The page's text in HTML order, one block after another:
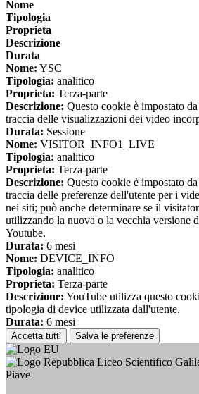
Nome
Tipologia
Proprieta
Descrizione
Durata
Nome: YSC
Tipologia: analitico
Proprieta: Terza-parte
Descrizione: Questo cookie è impostato
traccia delle visualizzazioni dei video
Durata: Sessione
Nome: VISITOR_INFO1_LIVE
Tipologia: analitico
Proprieta: Terza-parte
Descrizione: Questo cookie è impostato
traccia delle preferenze dell'utente per i
nei siti; può anche determinare se il
utilizzando la nuova o la vecchia versione
Youtube.
Durata: 6 mesi
Nome: DEVICE_INFO
Tipologia: analitico
Proprieta: Terza-parte
Descrizione: YouTube utilizza questo
tipologia di device utilizzata dall'utente.
Durata: 6 mesi
Accetta tutti Salva le preferenze
Liceo Scientifico
Piave